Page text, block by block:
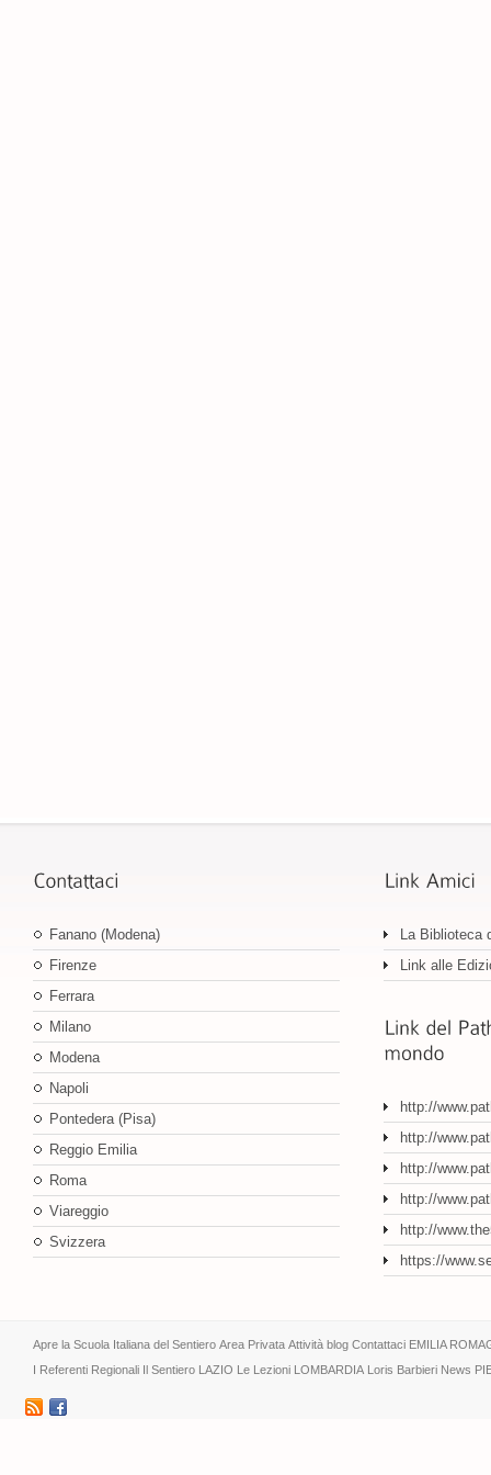
Fanano (Modena)
Firenze
Ferrara
Milano
Modena
Napoli
Pontedera (Pisa)
Reggio Emilia
Roma
Viareggio
Svizzera
La Biblioteca
Link alle
http://
http://
http://
http://
http://
https://
Apre la Scuola Italiana del Sentiero Area Privata Attività blog Contattaci EMILIA
I Referenti Regionali Il Sentiero LAZIO Le Lezioni LOMBARDIA Loris Barbieri News